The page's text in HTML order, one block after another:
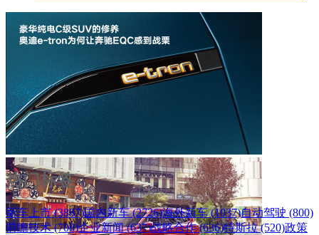
热门标签
新车上市 (3887)国内新车 (2726)海外新车 (1037)自动驾驶 (800)
前瞻技术 (708)企业新闻 (637)战略合作 (636)特斯拉 (520)政策